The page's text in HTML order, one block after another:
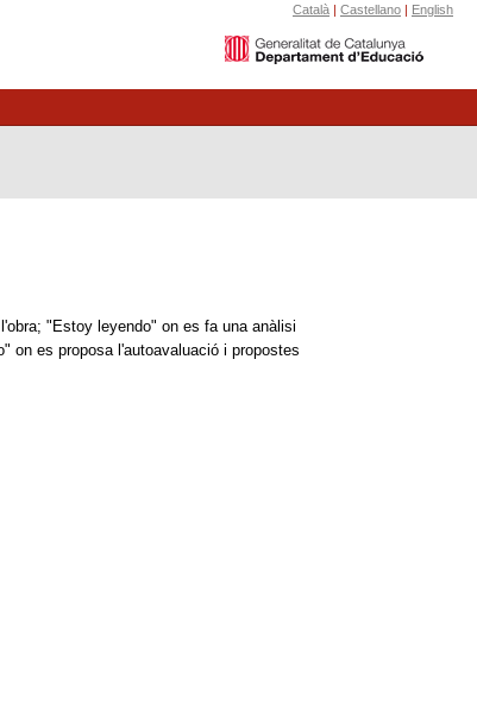
Català | Castellano | English
"Estoy leyendo" on es fa una anàlisi
on es proposa l'autoavaluació i propostes